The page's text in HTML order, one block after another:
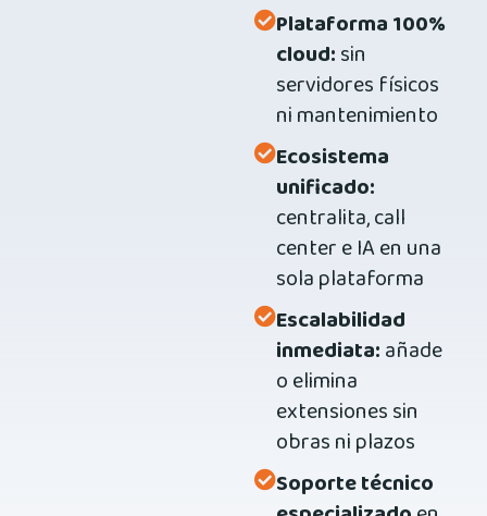
Plataforma 100%
cloud:sin
servidores físicos
ni mantenimiento
Ecosistema
unificado:
centralita, call
center e IA en una
sola plataforma
Escalabilidad
inmediata:añade
o elimina
extensiones sin
obras ni plazos
Soporte técnico